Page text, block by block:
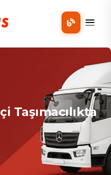
Mobil
Taşımacılıkta